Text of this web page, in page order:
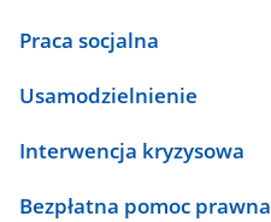
Praca socjalna
Usamodzielnienie
Interwencja kryzysowa
Bezpłatna pomoc prawna